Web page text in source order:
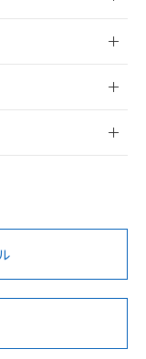
、以下を必ずお読
式承認
ランス
KR型式
（韓国
No